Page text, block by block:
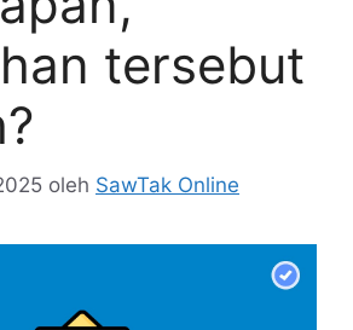
tersebut
oleh SawTak Online